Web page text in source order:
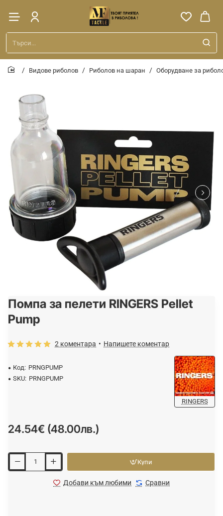
Търси...
Видове риболов Риболов на шаран Оборудване за
Помпа за пелети RINGERS Pellet
Pump
Код: PRNGPUMP
SKU: PRNGPUMP
RINGERS
2 коментара • Напишете коментар
24.54€ (48.00лв.)
Купи
Добави към любими Сравни